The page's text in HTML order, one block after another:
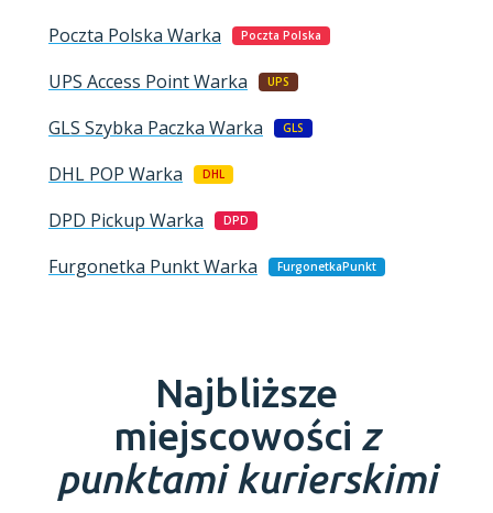
Poczta Polska Warka Poczta Polska
UPS Access PointWarka UPS
GLS Szybka Paczka Warka GLS
DHL POP Warka DHL
DPD Pickup Warka DPD
Furgonetka PunktWarka FurgonetkaPunkt
Najbliższe
miejscowości z
punktami kurierskimi